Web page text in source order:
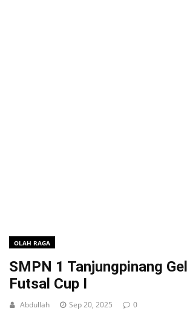
OLAH RAGA
SMPN 1 Tanjungpinang
Futsal Cup I
Abdullah Sep 20, 2025 0